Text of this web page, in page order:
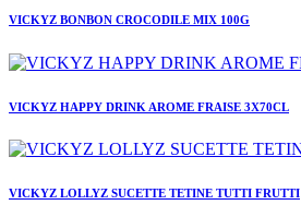
VICKYZ BONBON CROCODILE MIX 100G
VICKYZ HAPPY DRINK AROME FRAISE 3X70CL
VICKYZ LOLLYZ SUCETTE TETINE TUTTI FRUTTI